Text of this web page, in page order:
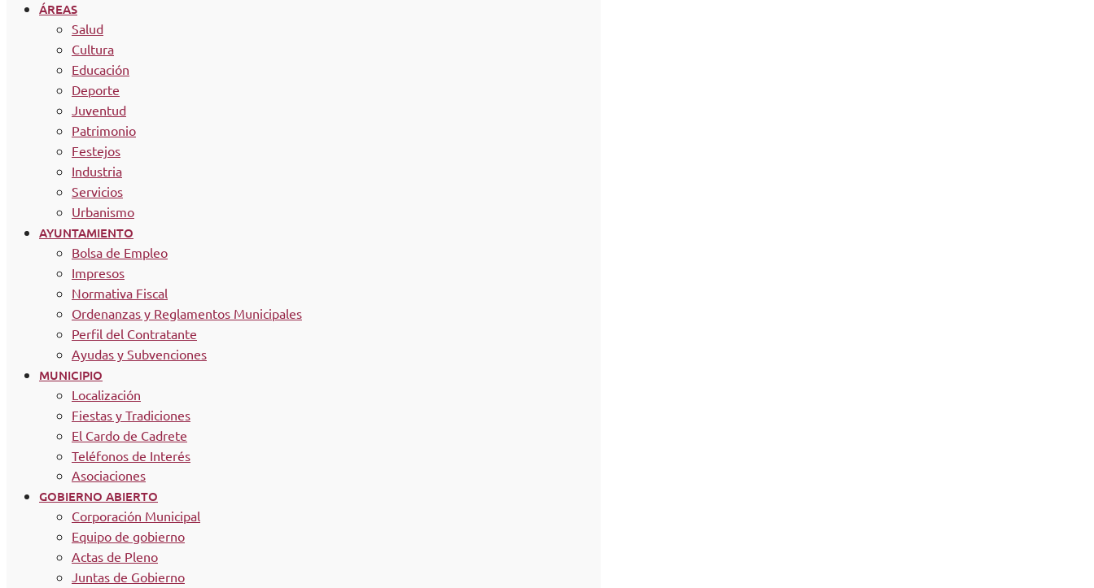
ÁREAS
Salud
Cultura
Educación
Deporte
Juventud
Patrimonio
Festejos
Industria
Servicios
Urbanismo
AYUNTAMIENTO
Bolsa de Empleo
Impresos
Normativa Fiscal
Ordenanzas y Reglamentos Municipales
Perfil del Contratante
Ayudas y Subvenciones
MUNICIPIO
Localización
Fiestas y Tradiciones
El Cardo de Cadrete
Teléfonos de Interés
Asociaciones
GOBIERNO ABIERTO
Corporación Municipal
Equipo de gobierno
Actas de Pleno
Juntas de Gobierno